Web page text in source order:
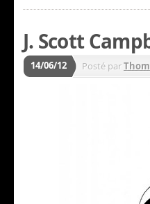
J. Scott
14/06/12 Posté par